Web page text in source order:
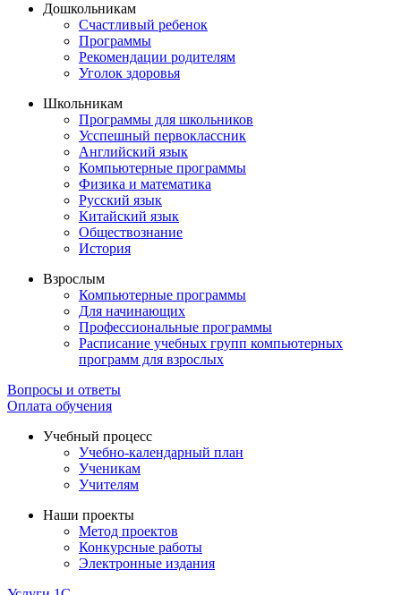
Дошкольникам
Счастливый ребенок
Программы
Рекомендации родителям
Уголок здоровья
Школьникам
Программы для школьников
Усспешный первоклассник
Английский язык
Компьютерные программы
Физика и математика
Русский язык
Китайский язык
Обществознание
История
Взрослым
Компьютерные программы
Для начинающих
Профессиональные программы
Расписание учебных групп компьютерных
программ для взрослых
Вопросы и ответы
Оплата обучения
Учебный процесс
Учебно-календарный план
Ученикам
Учителям
Наши проекты
Метод проектов
Конкурсные работы
Электронные издания